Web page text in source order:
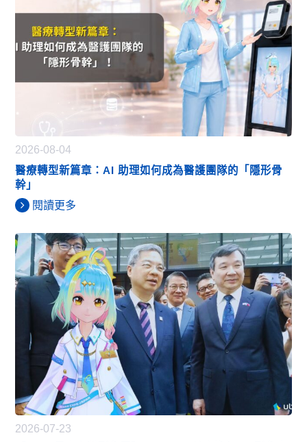
2026-08-04
醫療轉型新篇章：AI 助理如何成為醫護團隊的「隱形骨
幹」
閱讀更多
2026-07-23